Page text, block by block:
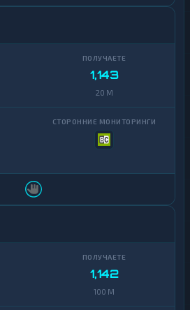
1,143
20 M
1,142
100 M